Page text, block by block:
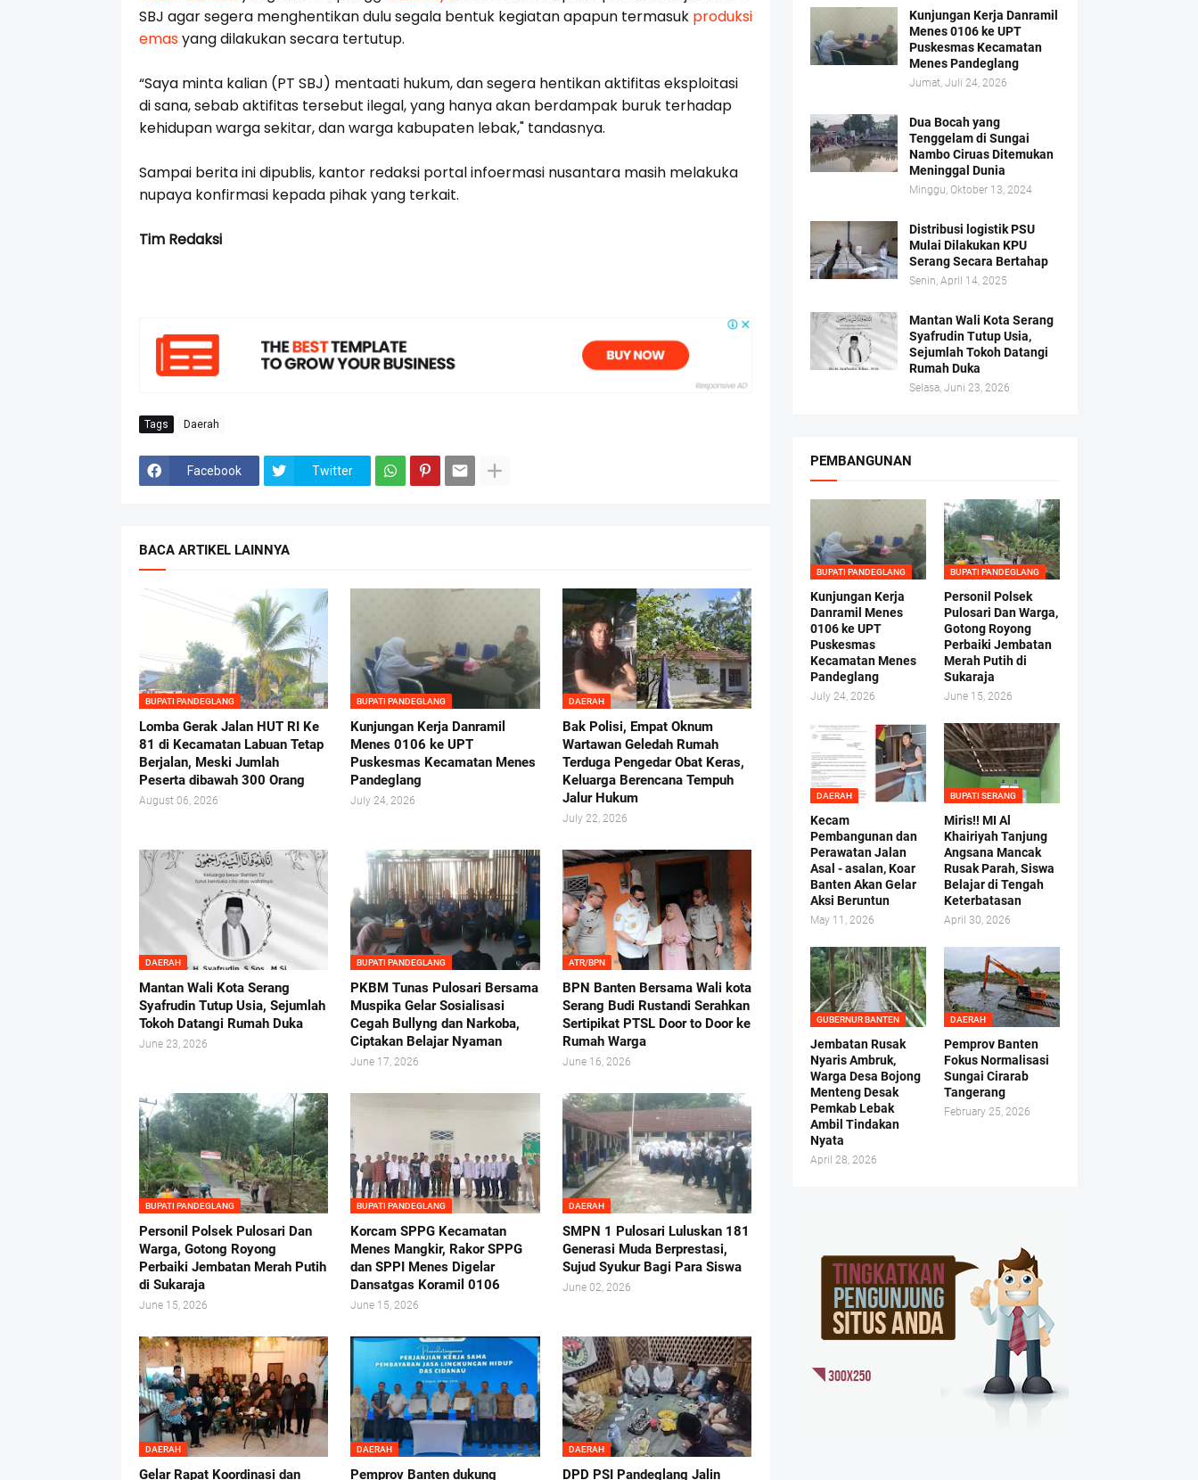
SBJ agar segera menghentikan dulu segala bentuk kegiatan apapun termasuk produksi
emasyang dilakukan secara tertutup.
“Saya minta kalian (PT SBJ) mentaati hukum, dan segera hentikan aktifitas eksploitasi
di sana, sebab aktifitas tersebut ilegal, yang hanya akan berdampak buruk terhadap
kehidupan warga sekitar, dan warga kabupaten lebak," tandasnya.
Sampai berita ini dipublis, kantor redaksi portal infoermasi nusantara masih melakuka
nupaya konfirmasi kepada pihak yang terkait.
Tim Redaksi
Tags Daerah
Facebook Twitter
BACA ARTIKEL LAINNYA
BUPATI PANDEGLANG
Lomba Gerak Jalan HUT RI Ke
81 di Kecamatan Labuan Tetap
Berjalan, Meski Jumlah
Peserta dibawah 300 Orang
August 06, 2026
BUPATI PANDEGLANG
Kunjungan Kerja Danramil
Menes 0106 ke UPT
Puskesmas Kecamatan Menes
Pandeglang
July 24, 2026
DAERAH
Bak Polisi, Empat Oknum
Wartawan Geledah Rumah
Terduga Pengedar Obat Keras,
Keluarga Berencana Tempuh
Jalur Hukum
July 22, 2026
DAERAH
Mantan Wali Kota Serang
Syafrudin Tutup Usia, Sejumlah
Tokoh Datangi Rumah Duka
June 23, 2026
BUPATI PANDEGLANG
PKBM Tunas Pulosari Bersama
Muspika Gelar Sosialisasi
Cegah Bullyng dan Narkoba,
Ciptakan Belajar Nyaman
June 17, 2026
ATR/BPN
BPN Banten Bersama Wali kota
Serang Budi Rustandi Serahkan
Sertipikat PTSL Door to Door ke
Rumah Warga
June 16, 2026
BUPATI PANDEGLANG
Personil Polsek Pulosari Dan
Warga, Gotong Royong
Perbaiki Jembatan Merah Putih
di Sukaraja
June 15, 2026
BUPATI PANDEGLANG
Korcam SPPG Kecamatan
Menes Mangkir, Rakor SPPG
dan SPPI Menes Digelar
Dansatgas Koramil 0106
June 15, 2026
DAERAH
SMPN 1 Pulosari Luluskan 181
Generasi Muda Berprestasi,
Sujud Syukur Bagi Para Siswa
June 02, 2026
DAERAH
Gelar Rapat Koordinasi dan
DAERAH
Pemprov Banten dukung
DAERAH
DPD PSI Pandeglang Jalin
Kunjungan Kerja Danramil
Menes 0106 ke UPT
Puskesmas Kecamatan
Menes Pandeglang
Jumat, Juli 24, 2026
Dua Bocah yang
Tenggelam di Sungai
Nambo Ciruas Ditemukan
Meninggal Dunia
Minggu, Oktober 13, 2024
Distribusi logistik PSU
Mulai Dilakukan KPU
Serang Secara Bertahap
Senin, April 14, 2025
Mantan Wali Kota Serang
Syafrudin Tutup Usia,
Sejumlah Tokoh Datangi
Rumah Duka
Selasa, Juni 23, 2026
PEMBANGUNAN
BUPATI PANDEGLANG
Kunjungan Kerja
Danramil Menes
0106 ke UPT
Puskesmas
Kecamatan Menes
Pandeglang
July 24, 2026
BUPATI PANDEGLANG
Personil Polsek
Pulosari Dan Warga,
Gotong Royong
Perbaiki Jembatan
Merah Putih di
Sukaraja
June 15, 2026
DAERAH
Kecam
Pembangunan dan
Perawatan Jalan
Asal - asalan, Koar
Banten Akan Gelar
Aksi Beruntun
May 11, 2026
BUPATI SERANG
Miris!! MI Al
Khairiyah Tanjung
Angsana Mancak
Rusak Parah, Siswa
Belajar di Tengah
Keterbatasan
April 30, 2026
GUBERNUR BANTEN
Jembatan Rusak
Nyaris Ambruk,
Warga Desa Bojong
Menteng Desak
Pemkab Lebak
Ambil Tindakan
Nyata
April 28, 2026
DAERAH
Pemprov Banten
Fokus Normalisasi
Sungai Cirarab
Tangerang
February 25, 2026